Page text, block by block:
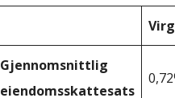
Gjennomsnittlig
eiendomsskattesats